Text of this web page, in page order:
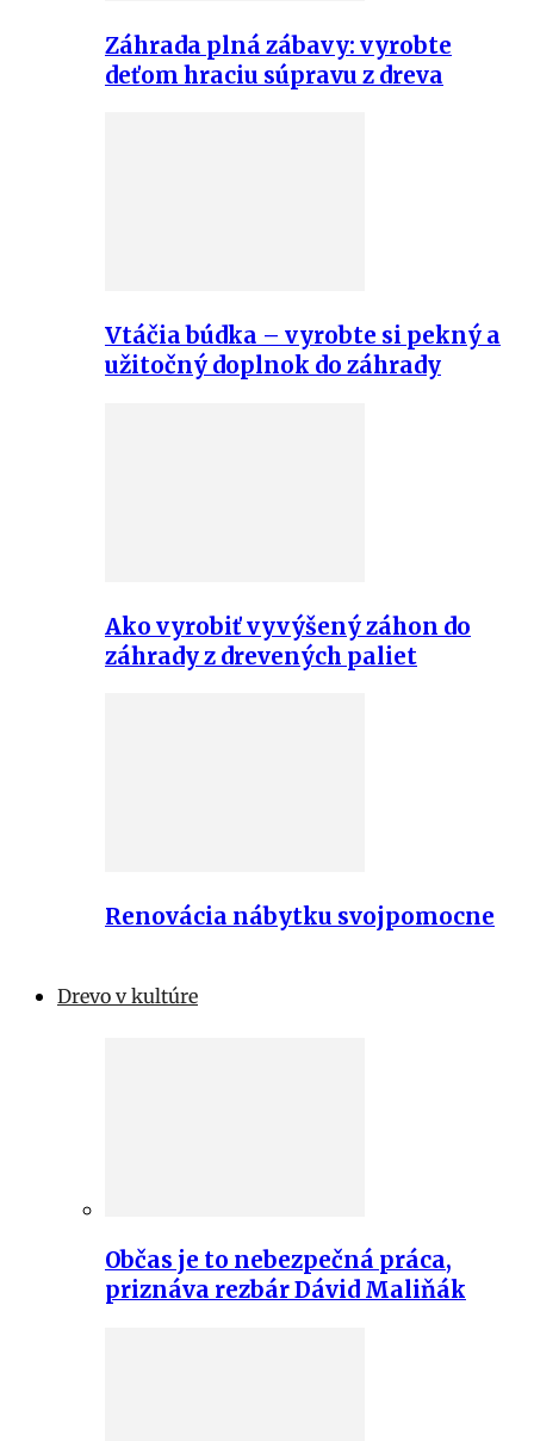
Záhrada plná zábavy: vyrobte
deťom hraciu súpravu z dreva
Vtáčia búdka – vyrobte si pekný a
užitočný doplnok do záhrady
Ako vyrobiť vyvýšený záhon do
záhrady z drevených paliet
Renovácia nábytku svojpomocne
Drevo v kultúre
Občas je to nebezpečná práca,
priznáva rezbár Dávid Maliňák